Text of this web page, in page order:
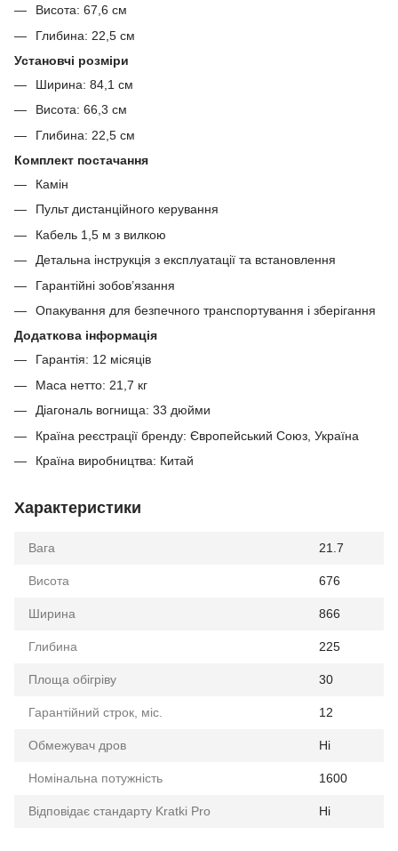
Висота: 67,6 см
Глибина: 22,5 см
Установчі розміри
Ширина: 84,1 см
Висота: 66,3 см
Глибина: 22,5 см
Комплект постачання
Камін
Пульт дистанційного керування
Кабель 1,5 м з вилкою
Детальна інструкція з експлуатації та встановлення
Гарантійні зобов’язання
Опакування для безпечного транспортування і зберігання
Додаткова інформація
Гарантія: 12 місяців
Маса нетто: 21,7 кг
Діагональ вогнища: 33 дюйми
Країна реєстрації бренду: Європейський Союз, Україна
Країна виробництва: Китай
Характеристики
Вага 21.7
Висота 676
Ширина 866
Глибина 225
Площа обігріву 30
Гарантійний строк, міс. 12
Обмежувач дров Ні
Номінальна потужність 1600
Відповідає стандарту Kratki Pro Ні